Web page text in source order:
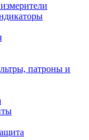
патроны и